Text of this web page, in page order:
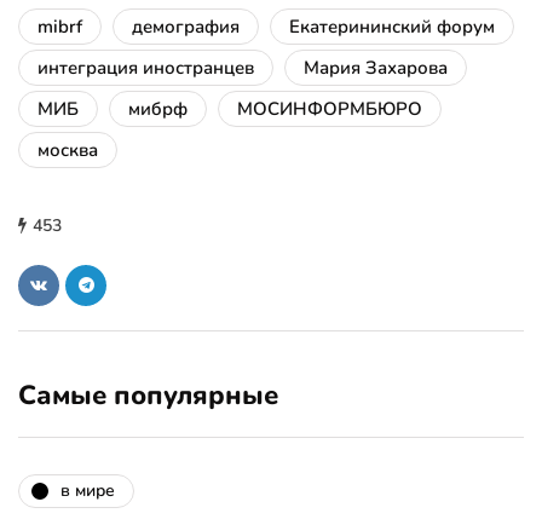
mibrf демография
Екатерининский форум
интеграция иностранцев
Мария Захарова
МИБ
мибрф
МОСИНФОРМБЮРО
москва
453
Самые популярные
в мире